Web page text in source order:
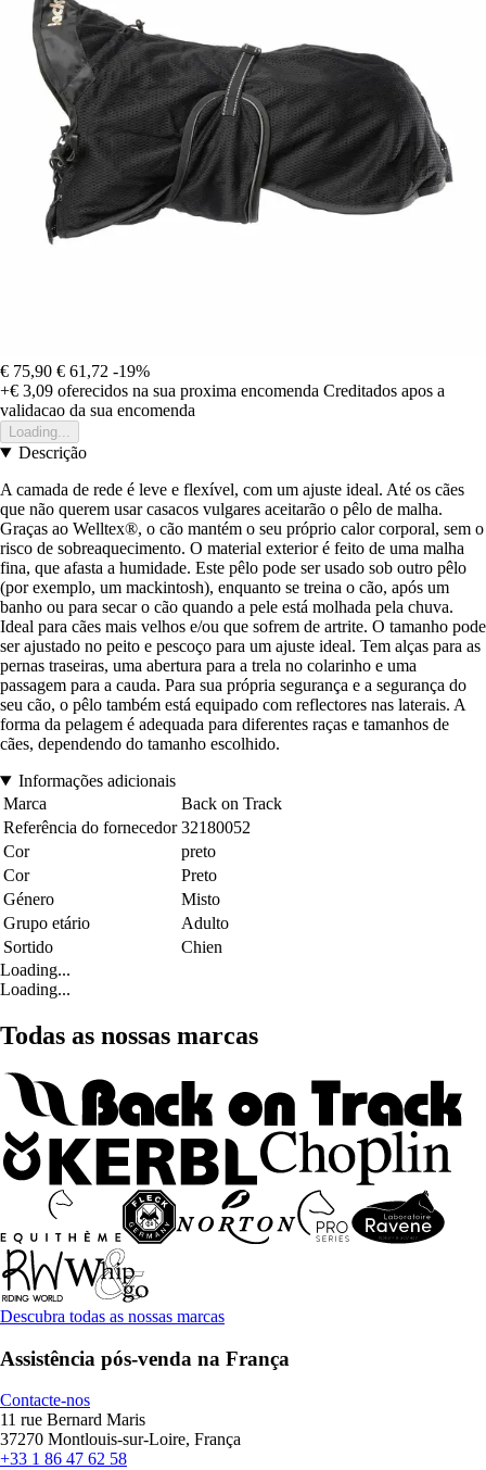
€ 75,90 € 61,72 -19%
+€ 3,09 oferecidos na sua proxima encomenda Creditados apos a
validacao da sua encomenda
Loading...
Descrição
A camada de rede é leve e flexível, com um ajuste ideal. Até os cães
que não querem usar casacos vulgares aceitarão o pêlo de malha.
Graças ao Welltex®, o cão mantém o seu próprio calor corporal, sem o
risco de sobreaquecimento. O material exterior é feito de uma malha
fina, que afasta a humidade. Este pêlo pode ser usado sob outro pêlo
(por exemplo, um mackintosh), enquanto se treina o cão, após um
banho ou para secar o cão quando a pele está molhada pela chuva.
Ideal para cães mais velhos e/ou que sofrem de artrite. O tamanho pode
ser ajustado no peito e pescoço para um ajuste ideal. Tem alças para as
pernas traseiras, uma abertura para a trela no colarinho e uma
passagem para a cauda. Para sua própria segurança e a segurança do
seu cão, o pêlo também está equipado com reflectores nas laterais. A
forma da pelagem é adequada para diferentes raças e tamanhos de
cães, dependendo do tamanho escolhido.
Informações adicionais
Marca
Back on Track
Referência do fornecedor 32180052
Cor
preto
Cor
Preto
Género
Misto
Grupo etário
Adulto
Sortido
Chien
Loading...
Loading...
Todas as nossas marcas
Descubra todas as nossas marcas
Assistência pós-venda na França
Contacte-nos
11 rue Bernard Maris
37270 Montlouis-sur-Loire, França
+33 1 86 47 62 58